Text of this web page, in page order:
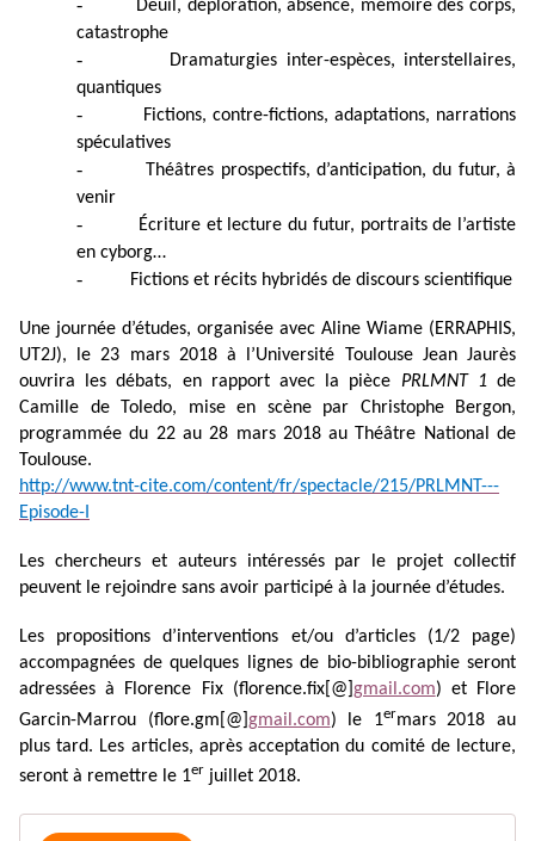
- Deuil, déploration, absence, mémoire des corps,
catastrophe
- Dramaturgies inter-espèces, interstellaires,
quantiques
-
Fictions, contre-fictions, adaptations, narrations
spéculatives
-Théâtres prospectifs, d’anticipation, du futur, à
venir
- Écriture et lecture du futur, portraits de l’artiste
en cyborg…
- Fictions et récits hybridés de discours scientifique
Une journée d’études, organisée avec Aline Wiame (ERRAPHIS,
UT2J), le 23 mars 2018 à l’Université Toulouse Jean Jaurès
ouvrira les débats, en rapport avec la pièce PRLMNT 1de
Camille de Toledo, mise en scène par Christophe Bergon,
programmée du 22 au 28 mars 2018 au Théâtre National de
Toulouse.
http://www.tnt-cite.com/content/fr/spectacle/215/PRLMNT---
Episode-I
Les chercheurs et auteurs intéressés par le projet collectif
peuvent le rejoindre sans avoir participé à la journée d’études.
Les propositions d’interventions et/ou d’articles (1/2 page)
accompagnées de quelques lignes de bio-bibliographie seront
adressées à Florence Fix (florence.fix[@] gmail.com) et Flore
Garcin-Marrou (flore.gm[@] gmail.com) le 1ermars 2018 au
plus tard. Les articles, après acceptation du comité de lecture,
seront à remettre le 1er juillet 2018.